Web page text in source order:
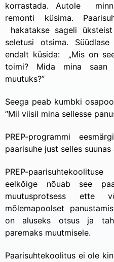
korrastada. Autole
remonti küsima.
hakatakse sageli
seletusi otsima.
endalt küsida: „Mis on
toimi? Mida mina
muutuks?”
Seega peab kumbki
“Mil viisil mina sellesse
PREP-programmi
paarisuhe just selles suunas
PREP-
eelkõige nõuab see
muutusprotsess ette
mõlemapoolset
on aluseks otsus ja
paremaks muutmisele.
Paarisuhtekoolitus ei ole